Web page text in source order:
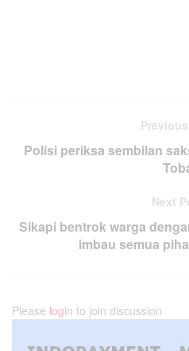
Polisi periksa sembilan
Next
Sikapi bentrok warga
imbau semua
Please login to join discussion